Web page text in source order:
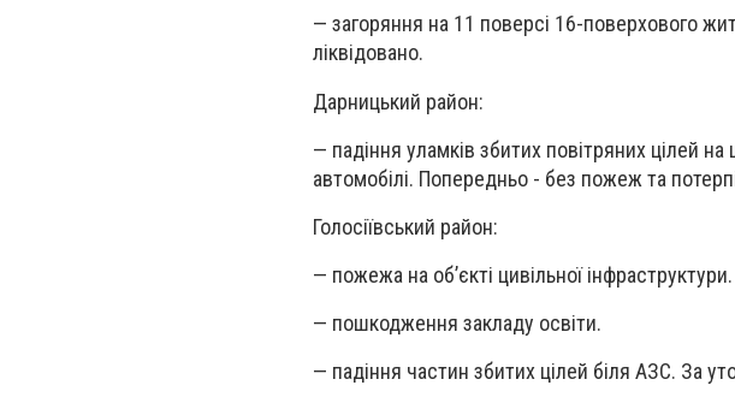
— загоряння на 11 поверсі 16-поверхового
ліквідовано.
Дарницький район:
— падіння уламків збитих повітряних цілей
автомобілі. Попередньо - без пожеж та
Голосіївський район:
— пожежа на обʼєкті цивільної
— пошкодження закладу освіти.
— падіння частин збитих цілей біля АЗС. За